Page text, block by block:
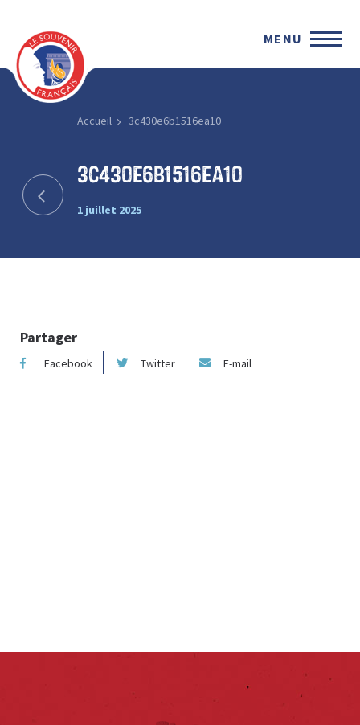
MENU
Accueil 3c430e6b1516ea10
3c430e6b1516ea10
1 juillet 2025
Partager
Facebook Twitter E-mail